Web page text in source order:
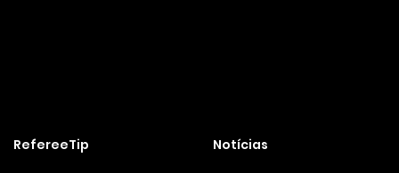
RefereeTip Notícias